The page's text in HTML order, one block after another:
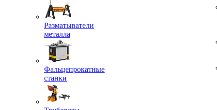
Вальцовочный станок
Разматыватели
металла
Фальцепрокатные
станки